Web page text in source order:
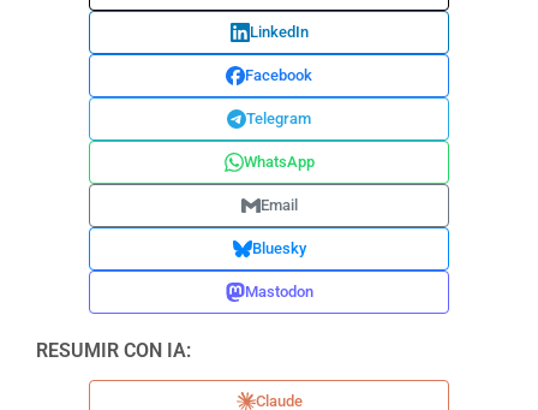
LinkedIn
Facebook
Telegram
WhatsApp
Email
Bluesky
Mastodon
RESUMIR CON IA:
Claude